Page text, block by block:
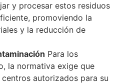
y procesar estos residuos
promoviendo la
y la reducción de
Para los
la normativa exige que
autorizados para su